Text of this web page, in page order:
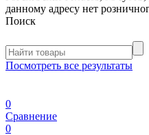
данному адресу нет
Поиск
Посмотреть все результаты
0
Сравнение
0